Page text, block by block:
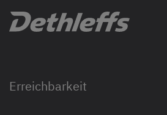
Erreichbarkeit